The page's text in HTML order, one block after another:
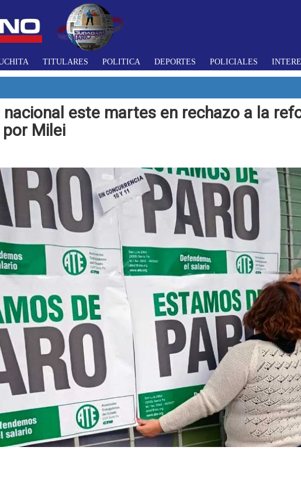
TITULARES POLITICA DEPORTES POLICIALES
nacional este martes en rechazo a la
por Milei